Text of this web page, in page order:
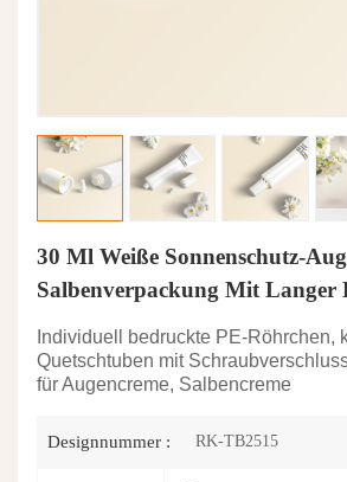
30 Ml Weiße Sonnenschutz-
Salbenverpackung Mit Langer
Individuell bedruckte PE-Röhrchen,
Quetschtuben mit
für Augencreme, Salbencreme
Designnummer : RK-TB2515